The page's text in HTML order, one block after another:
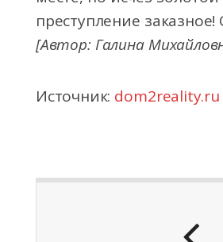
преступление
[Автор: Галина
Источник: dom2reality.ru